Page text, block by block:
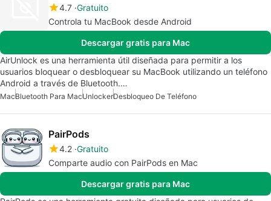
4.7 Gratuito
Controla tu MacBook desde Android
Descargar gratis para Mac
AirUnlock es una herramienta útil diseñada para permitir a los
usuarios bloquear o desbloquear su MacBook utilizando un teléfono
Android a través de Bluetooth.…
MacBluetooth Para MacUnlockerDesbloqueo De Teléfono
PairPods
4.2 Gratuito
Comparte audio con PairPods en Mac
Descargar gratis para Mac